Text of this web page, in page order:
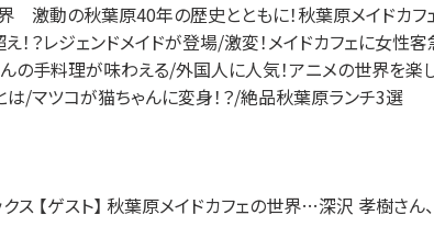
激動の秋葉原40年の歴史とともに！秋葉原メイドカ
！？レジェンドメイドが登場/激変！メイドカフェに女性
の手料理が味わえる/外国人に人気！アニメの世界を楽
は/マツコが猫ちゃんに変身！？/絶品秋葉原ランチ3選
ックス 【ゲスト】 秋葉原メイドカフェの世界…深沢 孝樹